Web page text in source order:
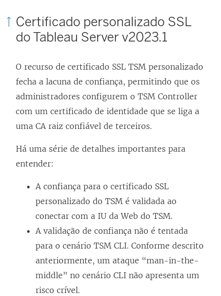
Certificado personalizado SSL
do Tableau Server v2023.1
O recurso de certificado SSL TSM personalizado
fecha a lacuna de confiança, permitindo que os
administradores configurem o TSM Controller
com um certificado de identidade que se liga a
uma CA raiz confiável de terceiros.
Há uma série de detalhes importantes para
entender:
A confiança para o certificado SSL
personalizado do TSM é validada ao
conectar com a IU da Web do TSM.
A validação de confiança não é tentada
para o cenário TSM CLI. Conforme descrito
anteriormente, um ataque “man-in-the-
middle” no cenário CLI não apresenta um
risco crível.